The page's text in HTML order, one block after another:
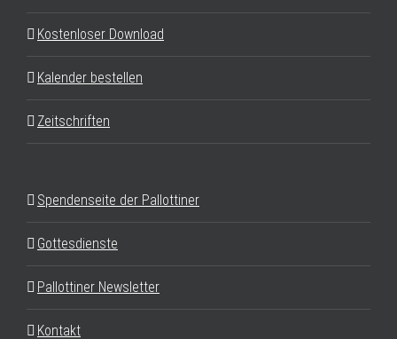
Kostenloser Download
Kalender bestellen
Zeitschriften
Spendenseite der Pallottiner
Gottesdienste
Pallottiner Newsletter
Kontakt